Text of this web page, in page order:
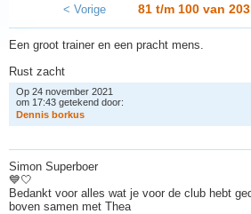
< Vorige 81 t/m 100 van 203
Een groot trainer en een pracht mens.
Rust zacht
Op 24 november 2021
om 17:43 getekend door:
Dennis borkus
Simon Superboer
💙🤍
Bedankt voor alles wat je voor de club hebt
boven samen met Thea